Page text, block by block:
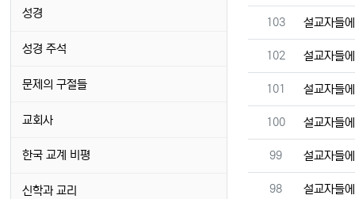
번호
103 설교자들
번호
102 설교자들
번호
101 설교자들
번호
100 설교자들
번호
99 설교자들
번호
98 설교자들
성경
성경 주석
문제의 구절들
교회사
한국 교계 비평
신학과 교리